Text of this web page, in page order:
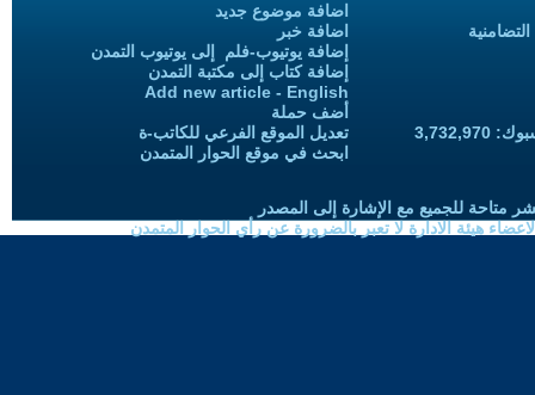
اضافة موضوع جديد
اضافة خبر
إضافة يوتيوب-فلم إلى يوتيوب التمدن
إضافة كتاب إلى مكتبة التمدن
Add new article - English
أضف حملة
تعديل الموقع الفرعي للكاتب-ة
ابحث في موقع الحوار المتمدن
متاحة للجميع مع الإشارة إلى المصدر
هيئة الادارة لا تعبر بالضرورة عن رأي الحوار المتمدن